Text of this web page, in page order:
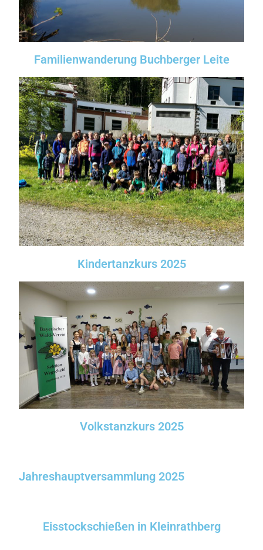
Familienwanderung Buchberger Leite
Kindertanzkurs 2025
Volkstanzkurs 2025
Jahreshauptversammlung 2025
Eisstockschießen in Kleinrathberg